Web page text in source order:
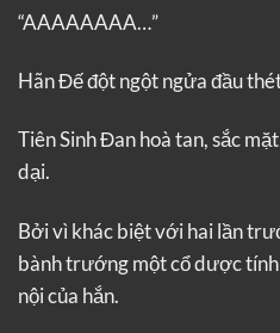
“AAAAAAAA…”
Hãn Đế đột ngột ngửa đầu
Tiên Sinh Đan hoà tan, sắc
dại.
Bởi vì khác biệt với hai lần
bành trướng một cổ dược
nội của hắn.